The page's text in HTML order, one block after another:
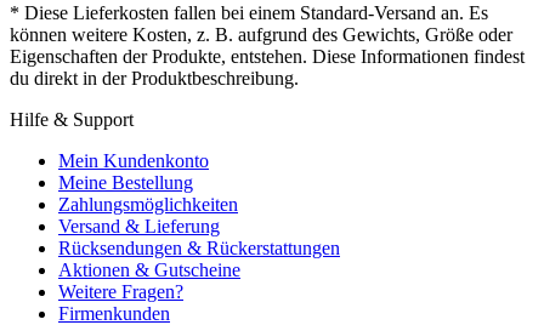
* Diese Lieferkosten fallen bei einem Standard-Versand an. Es
können weitere Kosten, z. B. aufgrund des Gewichts, Größe oder
Eigenschaften der Produkte, entstehen. Diese Informationen findest
du direkt in der Produktbeschreibung.
Hilfe & Support
Mein Kundenkonto
Meine Bestellung
Zahlungsmöglichkeiten
Versand & Lieferung
Rücksendungen & Rückerstattungen
Aktionen & Gutscheine
Weitere Fragen?
Firmenkunden